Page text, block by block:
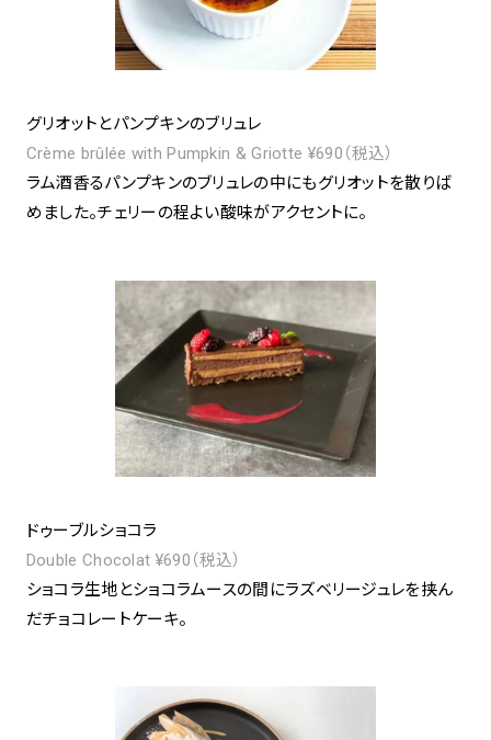
グリオットとパンプキンのブリュレ
Crème brûlée with Pumpkin & Griotte ¥690（税込）
ラム酒香るパンプキンのブリュレの中にもグリオットを散りば
めました。チェリーの程よい酸味がアクセントに。
ドゥーブルショコラ
Double Chocolat ¥690（税込）
ショコラ生地とショコラムースの間にラズベリージュレを挟ん
だチョコレートケーキ。